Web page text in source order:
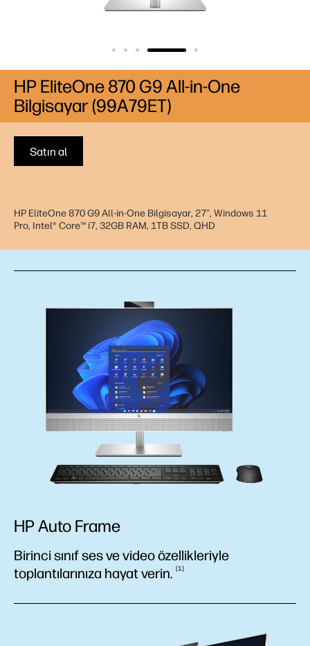
Satın al
HP EliteOne 870 G9 All-in-One Bilgisayar, 27", Windows 11
Pro, Intel® Core™ i7, 32GB RAM, 1TB SSD, QHD
HP EliteOne 870 G9 All-in-One
Bilgisayar (99A79ET)
HP Auto Frame
Birinci sınıf ses ve video özellikleriyle
toplantılarınıza hayatverin. 1